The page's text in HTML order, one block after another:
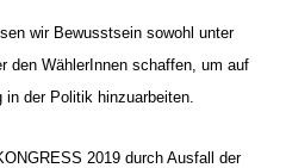
wir Bewusstsein sowohl unter
den WählerInnen schaffen, um auf
der Politik hinzuarbeiten.
2019 durch Ausfall der